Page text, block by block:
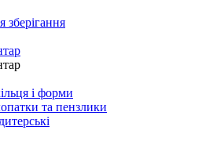
зберігання
і форми
та пензлики